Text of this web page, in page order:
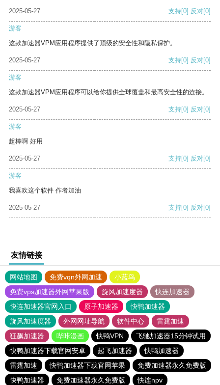
2025-05-27 支持[0] 反对[0]
游客
这款加速器VPM应用程序提供了顶级的安全性和隐私保护。
2025-05-27 支持[0] 反对[0]
游客
这款加速器VPM应用程序可以给你提供全球覆盖和最高安全性的连接。
2025-05-27 支持[0] 反对[0]
游客
超棒啊 好用
2025-05-27 支持[0] 反对[0]
游客
我喜欢这个软件 作者加油
2025-05-27 支持[0] 反对[0]
友情链接
网站地图 免费vqn外网加速
小蓝鸟
免费vps加速器外网苹果版
旋风加速度器
快连加速器
快连加速器官网入口
原子加速器
快鸭加速器
旋风加速度器
外网网址导航 软件中心
雷霆加速
狂飙加速器
哔咔漫画 快鸭VPN
飞驰加速器15分钟试用
快鸭加速器下载官网安卓
起飞加速器
快鸭加速器
雷霆加速
快鸭加速器下载官网苹果
免费加速器永久免费版
快鸭加速器
免费加速器永久免费版 快连npv